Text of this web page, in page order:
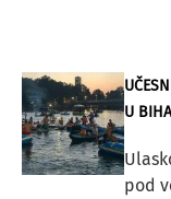
U
pod